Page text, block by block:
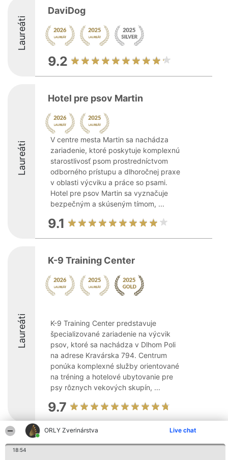
ORLY Zverinárstva Live chat
18:54
Laureáti
DaviDog
9.2
Laureáti
Hotel pre psov Martin
V centre mesta Martin sa nachádza
zariadenie, ktoré poskytuje komplexnú
starostlivosť psom prostredníctvom
odborného prístupu a dlhoročnej praxe
v oblasti výcviku a práce so psami.
Hotel pre psov Martin sa vyznačuje
bezpečným a skúseným tímom, ...
9.1
Laureáti
K-9 Training Center
K-9 Training Center predstavuje
špecializované zariadenie na výcvik
psov, ktoré sa nachádza v Dlhom Poli
na adrese Kravárska 794. Centrum
ponúka komplexné služby orientované
na tréning a hotelové ubytovanie pre
psy rôznych vekových skupín, ...
9.7
Organizátor hodnotenia
Bright Side Solutions sp. z o.
Hodnotenie Kontakt